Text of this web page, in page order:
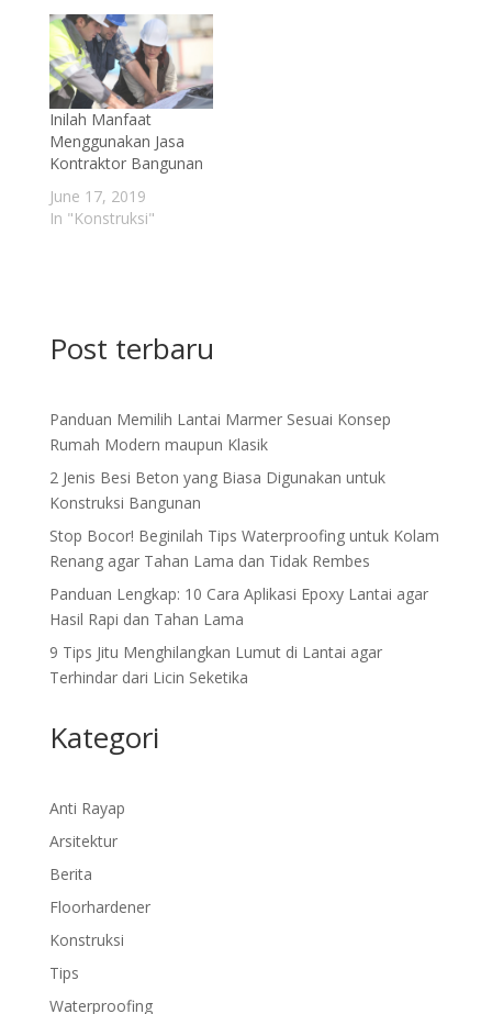
Inilah Manfaat
Menggunakan Jasa
Kontraktor Bangunan
June 17, 2019
In "Konstruksi"
Post terbaru
Panduan Memilih Lantai Marmer Sesuai Konsep
Rumah Modern maupun Klasik
2 Jenis Besi Beton yang Biasa Digunakan untuk
Konstruksi Bangunan
Stop Bocor! Beginilah Tips Waterproofing untuk Kolam
Renang agar Tahan Lama dan Tidak Rembes
Panduan Lengkap: 10 Cara Aplikasi Epoxy Lantai agar
Hasil Rapi dan Tahan Lama
9 Tips Jitu Menghilangkan Lumut di Lantai agar
Terhindar dari Licin Seketika
Kategori
Anti Rayap
Arsitektur
Berita
Floorhardener
Konstruksi
Tips
Waterproofing